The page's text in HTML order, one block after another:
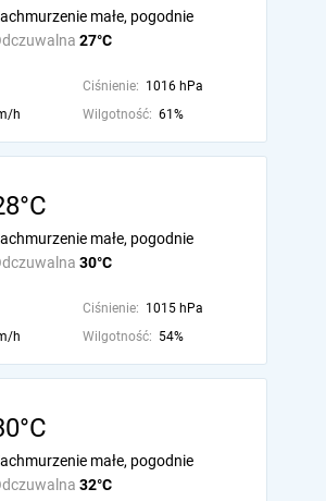
27°C
małe, pogodnie
Ciśnienie: 1016 hPa
h Wilgotność: 61%
30°C
małe, pogodnie
Ciśnienie: 1015 hPa
h Wilgotność: 54%
32°C
małe, pogodnie